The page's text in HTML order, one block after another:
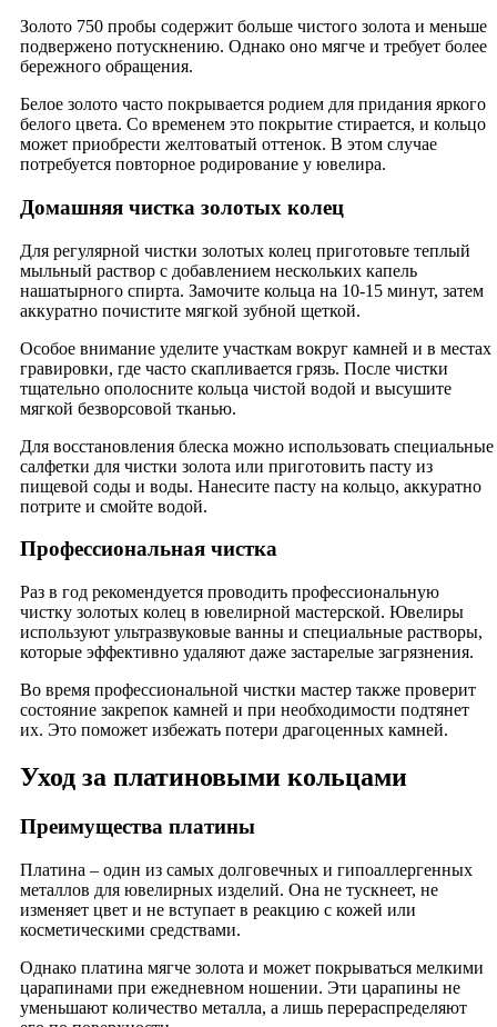
Золото 750 пробы содержит больше чистого золота и меньше
подвержено потускнению. Однако оно мягче и требует более
бережного обращения.
Белое золото часто покрывается родием для придания яркого
белого цвета. Со временем это покрытие стирается, и кольцо
может приобрести желтоватый оттенок. В этом случае
потребуется повторное родирование у ювелира.
Домашняя чистка золотых колец
Для регулярной чистки золотых колец приготовьте теплый
мыльный раствор с добавлением нескольких капель
нашатырного спирта. Замочите кольца на 10-15 минут, затем
аккуратно почистите мягкой зубной щеткой.
Особое внимание уделите участкам вокруг камней и в местах
гравировки, где часто скапливается грязь. После чистки
тщательно ополосните кольца чистой водой и высушите
мягкой безворсовой тканью.
Для восстановления блеска можно использовать специальные
салфетки для чистки золота или приготовить пасту из
пищевой соды и воды. Нанесите пасту на кольцо, аккуратно
потрите и смойте водой.
Профессиональная чистка
Раз в год рекомендуется проводить профессиональную
чистку золотых колец в ювелирной мастерской. Ювелиры
используют ультразвуковые ванны и специальные растворы,
которые эффективно удаляют даже застарелые загрязнения.
Во время профессиональной чистки мастер также проверит
состояние закрепок камней и при необходимости подтянет
их. Это поможет избежать потери драгоценных камней.
Уход за платиновыми кольцами
Преимущества платины
Платина – один из самых долговечных и гипоаллергенных
металлов для ювелирных изделий. Она не тускнеет, не
изменяет цвет и не вступает в реакцию с кожей или
косметическими средствами.
Однако платина мягче золота и может покрываться мелкими
царапинами при ежедневном ношении. Эти царапины не
уменьшают количество металла, а лишь перераспределяют